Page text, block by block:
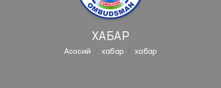
ХАБАР
Aсосий хабар хабар